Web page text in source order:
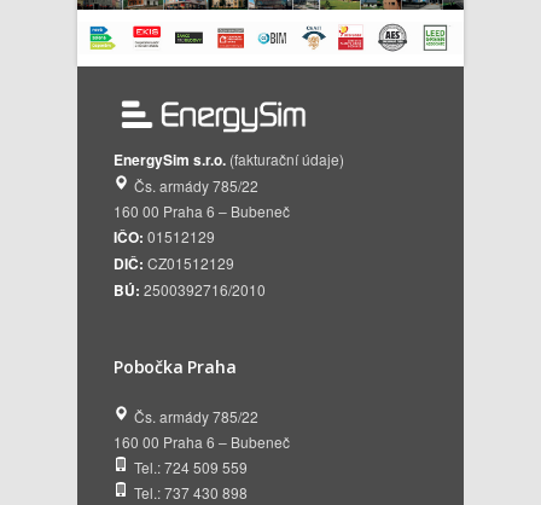
EnergySim s.r.o. (fakturační údaje)
Čs. armády 785/22
160 00 Praha 6 – Bubeneč
IČO: 01512129
DIČ: CZ01512129
BÚ: 2500392716/2010
Pobočka Praha
Čs. armády 785/22
160 00 Praha 6 – Bubeneč
Tel.: 724 509 559
Tel.: 737 430 898